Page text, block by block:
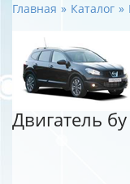
Главная Каталог
Двигатель